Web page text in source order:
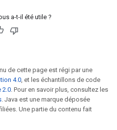
a-t-il été utile ?
de cette page est régi par une
4.0, et les échantillons de code
2.0. Pour en savoir plus, consultez les
. Java est une marque déposée
Une partie du contenu fait